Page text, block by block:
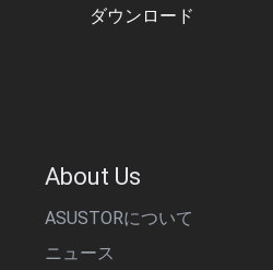
ダウンロード
About Us
ASUSTORについて
ニュース